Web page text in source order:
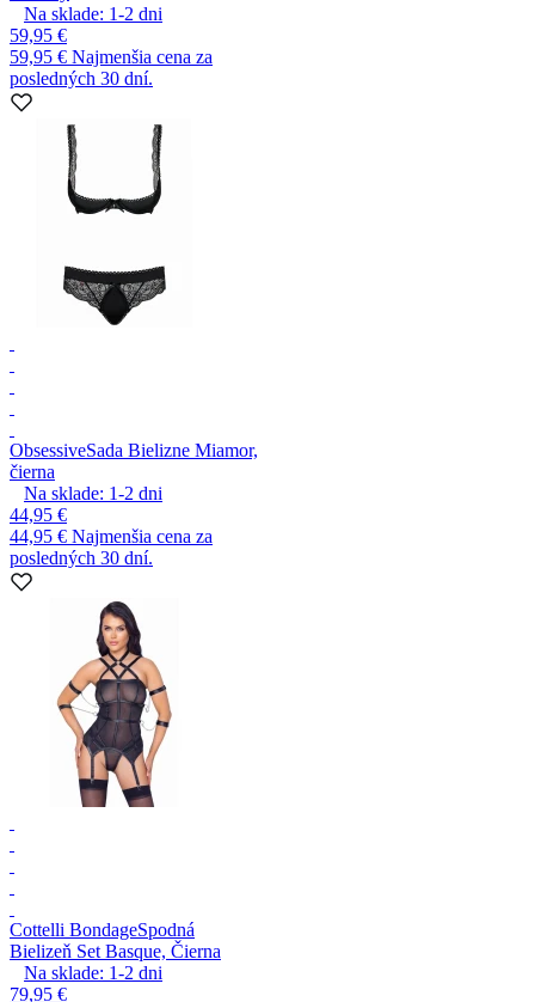
Na sklade: 1-2 dni
59,95 €
59,95 € Najmenšia cena za
posledných 30 dní.
ObsessiveSada Bielizne Miamor,
čierna
Na sklade: 1-2 dni
44,95 €
44,95 € Najmenšia cena za
posledných 30 dní.
Cottelli BondageSpodná
Bielizeň Set Basque, Čierna
Na sklade: 1-2 dni
79,95 €